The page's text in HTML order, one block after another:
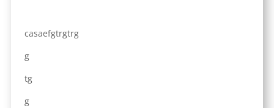
casaefgtrgtrg
g
tg
g